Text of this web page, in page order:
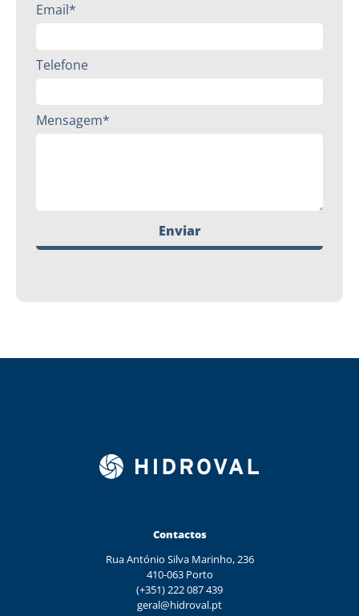
Email*
Telefone
Mensagem*
Enviar
Contactos
Rua António Silva Marinho, 236
410-063 Porto
(+351) 222 087 439
geral@hidroval.pt